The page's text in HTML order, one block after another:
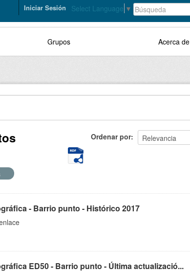
Select Language ▼
Iniciar Sesión
Grupos Acerca de
Ordenar por
- Barrio punto - Histórico 2017
ED50 - Barrio punto - Última actualizació...